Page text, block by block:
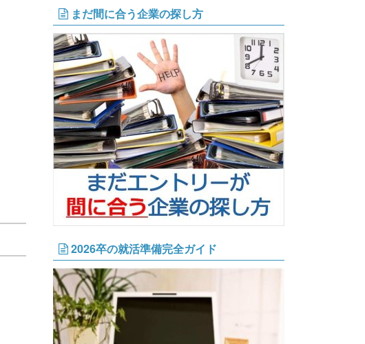
まだ間に合う企業の探し方
2026卒の就活準備完全ガイド